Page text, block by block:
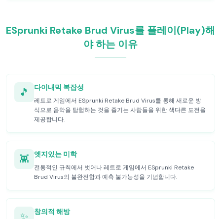
ESprunki Retake Brud Virus를 플레이(Play)해
야 하는 이유
🎵 다이내믹 복잡성
레트로 게임에서 ESprunki Retake Brud Virus를 통해 새로운 방
식으로 음악을 탐험하는 것을 즐기는 사람들을 위한 색다른 도전을
제공합니다.
👾 엣지있는 미학
전통적인 규칙에서 벗어나 레트로 게임에서 ESprunki Retake
Brud Virus의 불완전함과 예측 불가능성을 기념합니다.
창의적 해방